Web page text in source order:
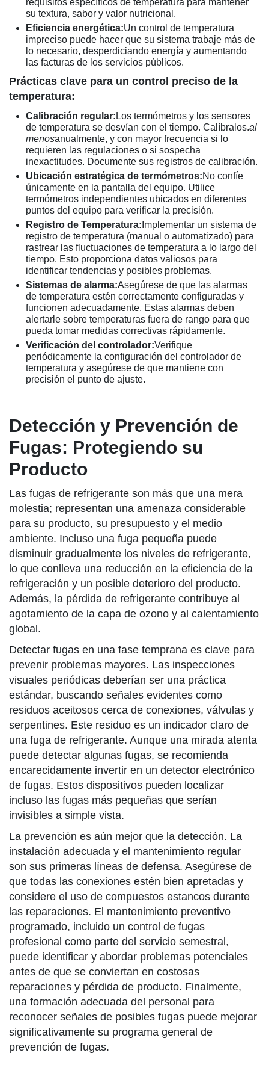
requisitos específicos de temperatura para mantener
su textura, sabor y valor nutricional.
Eficiencia energética:Un control de temperatura
impreciso puede hacer que su sistema trabaje más de
lo necesario, desperdiciando energía y aumentando
las facturas de los servicios públicos.
Prácticas clave para un control preciso de la
temperatura:
Calibración regular: Los termómetros y los sensores
de temperatura se desvían con el tiempo. Calíbralos.al
menosanualmente, y con mayor frecuencia si lo
requieren las regulaciones o si sospecha
inexactitudes. Documente sus registros de calibración.
Ubicación estratégica de termómetros:No confíe
únicamente en la pantalla del equipo. Utilice
termómetros independientes ubicados en diferentes
puntos del equipo para verificar la precisión.
Registro de Temperatura: Implementar un sistema de
registro de temperatura (manual o automatizado) para
rastrear las fluctuaciones de temperatura a lo largo del
tiempo. Esto proporciona datos valiosos para
identificar tendencias y posibles problemas.
Sistemas de alarma:Asegúrese de que las alarmas
de temperatura estén correctamente configuradas y
funcionen adecuadamente. Estas alarmas deben
alertarle sobre temperaturas fuera de rango para que
pueda tomar medidas correctivas rápidamente.
Verificación del controlador:Verifique
periódicamente la configuración del controlador de
temperatura y asegúrese de que mantiene con
precisión el punto de ajuste.
Detección y Prevención de
Fugas: Protegiendo su
Producto
Las fugas de refrigerante son más que una mera
molestia; representan una amenaza considerable
para su producto, su presupuesto y el medio
ambiente. Incluso una fuga pequeña puede
disminuir gradualmente los niveles de refrigerante,
lo que conlleva una reducción en la eficiencia de la
refrigeración y un posible deterioro del producto.
Además, la pérdida de refrigerante contribuye al
agotamiento de la capa de ozono y al calentamiento
global.
Detectar fugas en una fase temprana es clave para
prevenir problemas mayores. Las inspecciones
visuales periódicas deberían ser una práctica
estándar, buscando señales evidentes como
residuos aceitosos cerca de conexiones, válvulas y
serpentines. Este residuo es un indicador claro de
una fuga de refrigerante. Aunque una mirada atenta
puede detectar algunas fugas, se recomienda
encarecidamente invertir en un detector electrónico
de fugas. Estos dispositivos pueden localizar
incluso las fugas más pequeñas que serían
invisibles a simple vista.
La prevención es aún mejor que la detección. La
instalación adecuada y el mantenimiento regular
son sus primeras líneas de defensa. Asegúrese de
que todas las conexiones estén bien apretadas y
considere el uso de compuestos estancos durante
las reparaciones. El mantenimiento preventivo
programado, incluido un control de fugas
profesional como parte del servicio semestral,
puede identificar y abordar problemas potenciales
antes de que se conviertan en costosas
reparaciones y pérdida de producto. Finalmente,
una formación adecuada del personal para
reconocer señales de posibles fugas puede mejorar
significativamente su programa general de
prevención de fugas.